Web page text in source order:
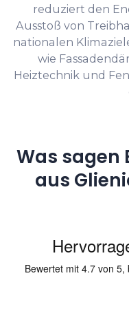
reduziert den
Ausstoß von
nationalen
wie
Heiztechnik und
Was sagen
aus